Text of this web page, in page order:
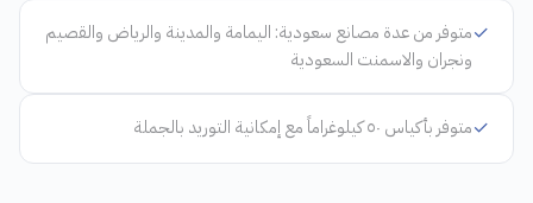
✓متوفر من عدة مصانع سعودية: اليمامة والمدينة والرياض والقصيم
ونجران والاسمنت السعودية
✓متوفر بأكياس ٥٠ كيلوغراماً مع إمكانية التوريد بالجملة